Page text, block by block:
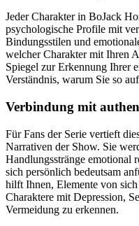
Jeder Charakter in BoJack
psychologische Profile mit
Bindungsstilen und
welcher Charakter mit Ihren
Spiegel zur Erkennung Ihrer
Verständnis, warum Sie so
Verbindung mit
Für Fans der Serie vertieft
Narrativen der Show. Sie
Handlungsstränge emotional
sich persönlich bedeutsam
hilft Ihnen, Elemente von
Charaktere mit Depression,
Vermeidung zu erkennen.